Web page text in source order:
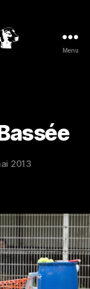
Menu
2013
sur
Bassée